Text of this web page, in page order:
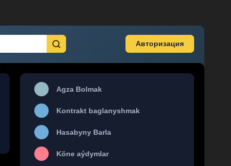
Авторизация
Agza Bolmak
Kontrakt baglanyshmak
Hasabyny Barla
Köne aýdymlar